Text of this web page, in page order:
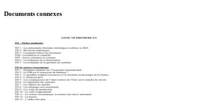
Documents connexes